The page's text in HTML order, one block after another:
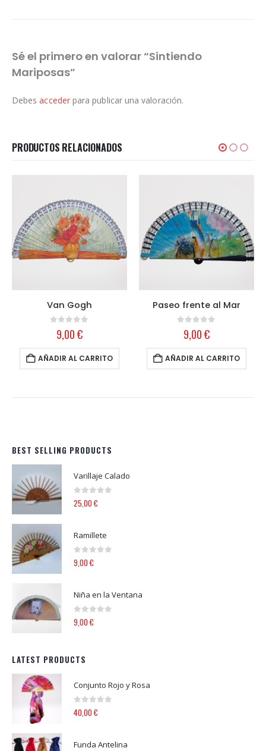
Sé el primero en valorar “Sintiendo
Mariposas”
Debesaccederpara publicar una valoración.
PRODUCTOS RELACIONADOS
Van Gogh
out of 5
9,00€
AÑADIR AL CARRITO
Paseo frente al Mar
out of 5
9,00€
AÑADIR AL CARRITO
BEST SELLING PRODUCTS
Varillaje Calado
0out of 5
25,00€
Ramillete
0 out of 5
9,00€
Niña en la Ventana
0 out of 5
9,00€
LATEST PRODUCTS
Conjunto Rojo y Rosa
0out of 5
40,00€
Funda Antelina